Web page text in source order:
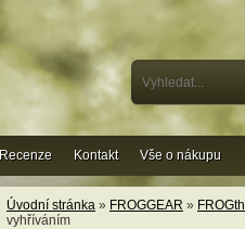
Úvodní stránka » FROGGEAR »
vyhříváním
Recenze Kontakt Vše o nákupu